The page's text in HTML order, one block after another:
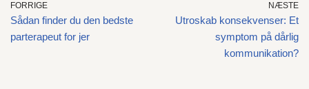
FORRIGE
Sådan finder du den bedste
parterapeut for jer
NÆSTE
Utroskab konsekvenser: Et
symptom på dårlig
kommunikation?